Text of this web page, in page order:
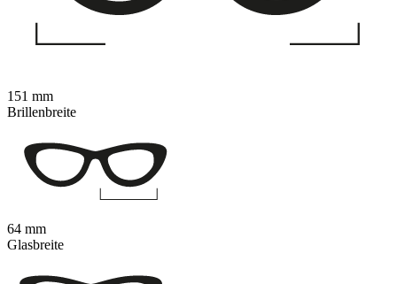
151 mm
Brillenbreite
64 mm
Glasbreite